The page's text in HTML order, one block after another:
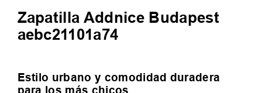
Zapatilla Addnice Budapest
aebc21101a74
Estilo urbano y comodidad duradera
para los más chicos